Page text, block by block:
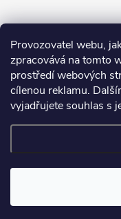
Provozovatel webu,
zpracovává na tomto
prostředí webových
cílenou reklamu.
vyjadřujete souhlas s